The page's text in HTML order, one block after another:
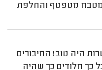
מטבח מטפטף והחלפת
היה טוב! החיבורים
כך חלודים כך שהיה